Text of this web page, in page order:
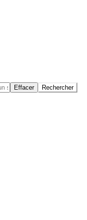
Effacer Rechercher